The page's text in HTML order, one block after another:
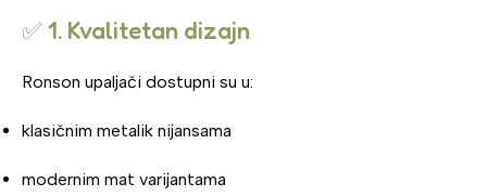
✅ 1. Kvalitetan dizajn
Ronson upaljači dostupni su u:
klasičnim metalik nijansama
modernim mat varijantama